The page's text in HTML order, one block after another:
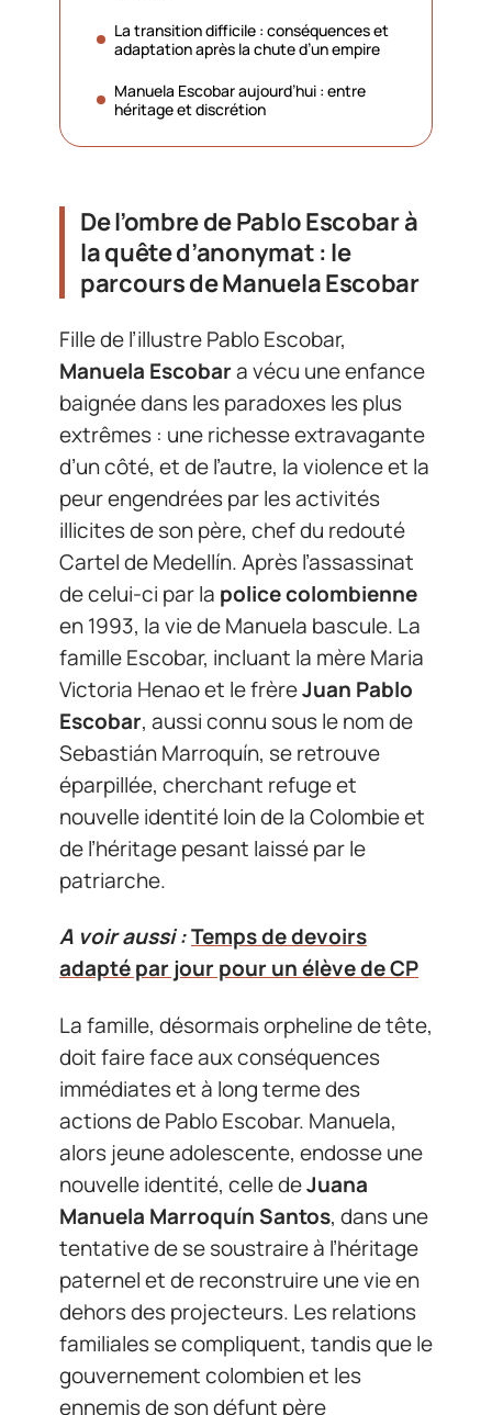
La transition difficile : conséquences et
adaptation après la chute d’un empire
Manuela Escobar aujourd’hui : entre
héritage et discrétion
De l’ombre de Pablo Escobar à
la quête d’anonymat : le
parcours de Manuela Escobar
Fille de l’illustre Pablo Escobar,
Manuela Escobara vécu une enfance
baignée dans les paradoxes les plus
extrêmes : une richesse extravagante
d’un côté, et de l’autre, la violence et la
peur engendrées par les activités
illicites de son père, chef du redouté
Cartel de Medellín. Après l’assassinat
de celui-ci par la police colombienne
en 1993, la vie de Manuela bascule. La
famille Escobar, incluant la mère Maria
Victoria Henao et le frèreJuan Pablo
Escobar, aussi connu sous le nom de
Sebastián Marroquín, se retrouve
éparpillée, cherchant refuge et
nouvelle identité loin de la Colombie et
de l’héritage pesant laissé par le
patriarche.
A voir aussi :Temps de devoirs
adapté par jour pour un élève de CP
La famille, désormais orpheline de tête,
doit faire face aux conséquences
immédiates et à long terme des
actions de Pablo Escobar. Manuela,
alors jeune adolescente, endosse une
nouvelle identité, celle deJuana
Manuela Marroquín Santos, dans une
tentative de se soustraire à l’héritage
paternel et de reconstruire une vie en
dehors des projecteurs. Les relations
familiales se compliquent, tandis que le
gouvernement colombien et les
ennemis de son défunt père